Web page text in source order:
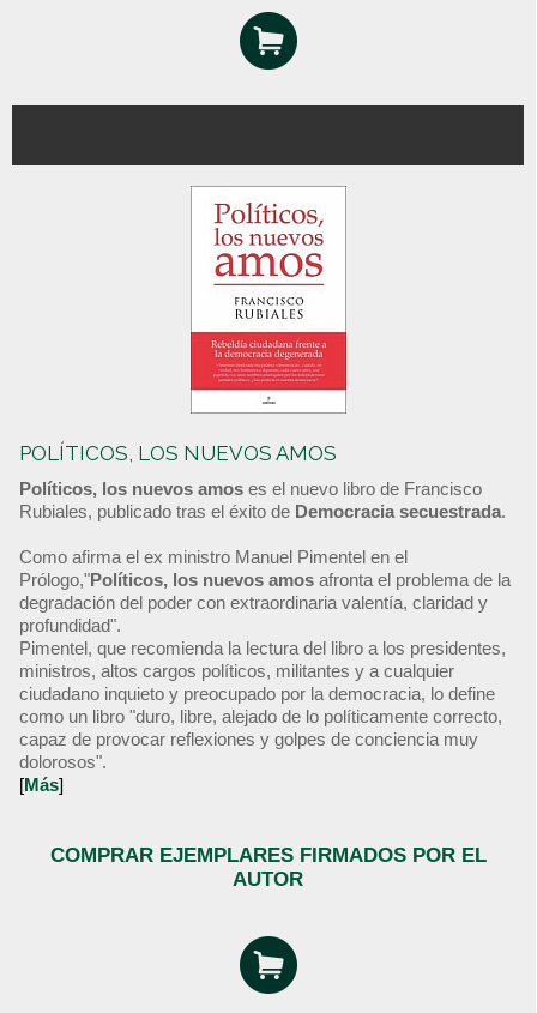
POLÍTICOS, LOS NUEVOS AMOS
Políticos, los nuevos amos es el nuevo libro de Francisco
Rubiales, publicado tras el éxito de Democracia secuestrada.
Como afirma el ex ministro Manuel Pimentel en el
Prólogo,"Políticos, los nuevos amos afronta el problema de la
degradación del poder con extraordinaria valentía, claridad y
profundidad".
Pimentel, que recomienda la lectura del libro a los presidentes,
ministros, altos cargos políticos, militantes y a cualquier
ciudadano inquieto y preocupado por la democracia, lo define
como un libro "duro, libre, alejado de lo políticamente correcto,
capaz de provocar reflexiones y golpes de conciencia muy
dolorosos".
[Más]
COMPRAR EJEMPLARES FIRMADOS POR EL
AUTOR